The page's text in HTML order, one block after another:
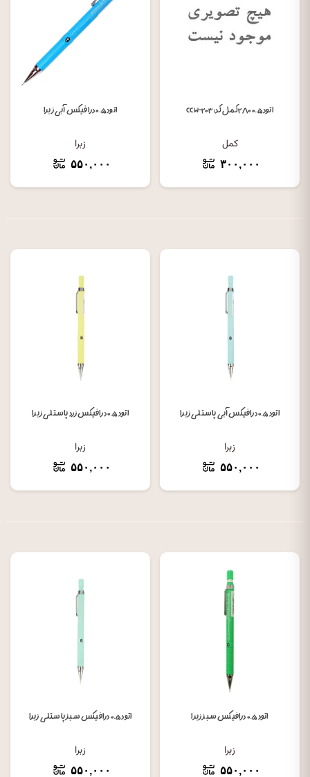
اتود ۰.۵ ۲۸۰ کمل کد: CCW-۲۰۳
کمل
۳۰۰,۰۰۰
اتود ۰.۵ درافیکس آبی زبرا
زبرا
۵۵۰,۰۰۰
اتود ۰.۵ درافیکس آبی پاستلی زبرا
زبرا
۵۵۰,۰۰۰
اتود ۰.۵ درافیکس زرد پاستلی زبرا
زبرا
۵۵۰,۰۰۰
اتود ۰.۵ درافیکس سبز زبرا
زبرا
۵۵۰,۰۰۰
اتود ۰.۵ درافیکس سبز پاستلی زبرا
زبرا
۵۵۰,۰۰۰